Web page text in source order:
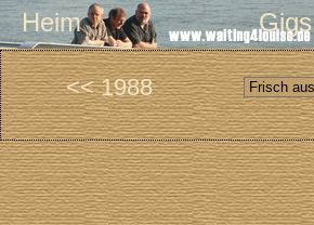
Heim Gigs
<< 1988